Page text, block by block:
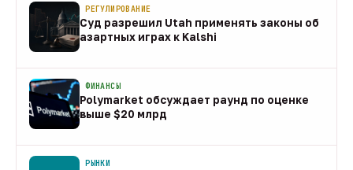
РЕГУЛИРОВАНИЕ
Суд разрешил Utah применять законы об
азартных играх к Kalshi
ФИНАНСЫ
Polymarket обсуждает раунд по оценке
выше $20 млрд
РЫНКИ